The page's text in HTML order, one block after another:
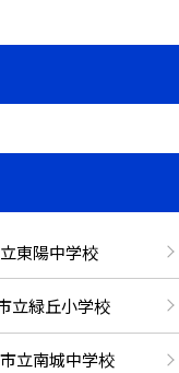
東陽中学校
立緑丘小学校
立南城中学校